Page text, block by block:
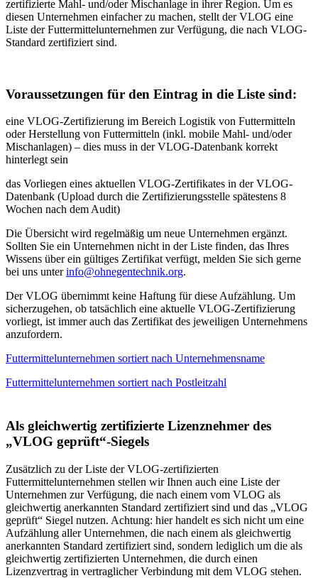
zertifizierte Mahl- und/oder Mischanlage in ihrer Region. Um es
diesen Unternehmen einfacher zu machen, stellt der VLOG eine
Liste der Futtermittelunternehmen zur Verfügung, die nach VLOG-
Standard zertifiziert sind.
Voraussetzungen für den Eintrag in die Liste sind:
eine VLOG-Zertifizierung im Bereich Logistik von Futtermitteln
oder Herstellung von Futtermitteln (inkl. mobile Mahl- und/oder
Mischanlagen) – dies muss in der VLOG-Datenbank korrekt
hinterlegt sein
das Vorliegen eines aktuellen VLOG-Zertifikates in der VLOG-
Datenbank (Upload durch die Zertifizierungsstelle spätestens 8
Wochen nach dem Audit)
Die Übersicht wird regelmäßig um neue Unternehmen ergänzt.
Sollten Sie ein Unternehmen nicht in der Liste finden, das Ihres
Wissens über ein gültiges Zertifikat verfügt, melden Sie sich gerne
bei uns unterinfo@ohnegentechnik.org.
Der VLOG übernimmt keine Haftung für diese Aufzählung. Um
sicherzugehen, ob tatsächlich eine aktuelle VLOG-Zertifizierung
vorliegt, ist immer auch das Zertifikat des jeweiligen Unternehmens
anzufordern.
Futtermittelunternehmen sortiert nach Unternehmensname
Futtermittelunternehmen sortiert nach Postleitzahl
Als gleichwertig zertifizierte Lizenznehmer des
„VLOG geprüft“-Siegels
Zusätzlich zu der Liste der VLOG-zertifizierten
Futtermittelunternehmen stellen wir Ihnen auch eine Liste der
Unternehmen zur Verfügung, die nach einem vom VLOG als
gleichwertig anerkannten Standard zertifiziert sind und das „VLOG
geprüft“ Siegel nutzen. Achtung: hier handelt es sich nicht um eine
Aufzählung aller Unternehmen, die nach einem als gleichwertig
anerkannten Standard zertifiziert sind, sondern lediglich um die als
gleichwertig zertifizierten Unternehmen, die durch einen
Lizenzvertrag in vertraglicher Verbindung mit dem VLOG stehen.